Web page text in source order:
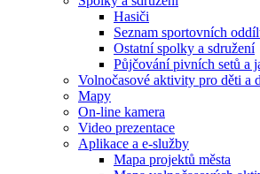
Hasiči
Seznam sportovních
Ostatní spolky a sdružení
Půjčování pivních setů a
Volnočasové aktivity pro děti a
Mapy
On-line kamera
Video prezentace
Aplikace a e-služby
Mapa projektů města